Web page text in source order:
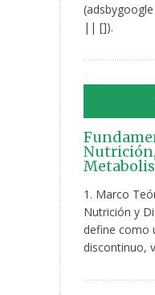
|| []).
1. Marco
Nutrición y
define como
discontinuo,